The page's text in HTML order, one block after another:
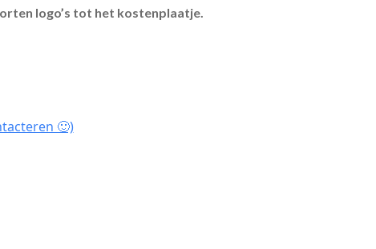
logo’s tot het kostenplaatje.
🙂)